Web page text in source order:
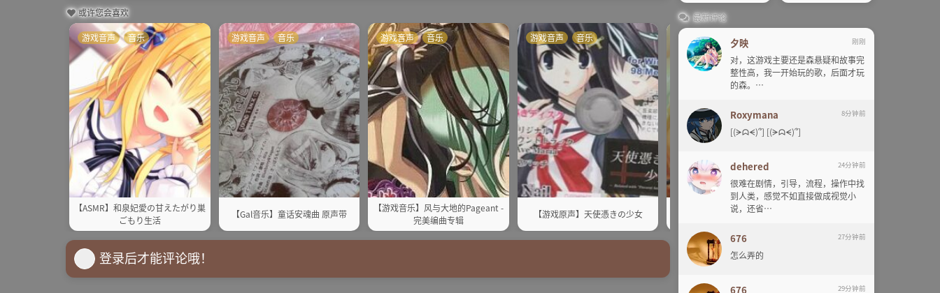
或许您会喜欢
【ASMR】和泉妃愛の甘えたがり巣
ごもり生活
游戏音声 音乐
【Gal音乐】童话安魂曲 原声带
游戏音声 音乐
【游戏音乐】风与大地的Pageant -
完美编曲专辑
游戏音声 音乐
【游戏原声】天使憑きの少女
游戏音声 音乐
【GAL音乐】悠久のユーフォリア
游戏音声 音乐 游戏音声
登录后才能评论哦！
最新评论
夕映 刚刚
对，这游戏主要还是森悬疑和故事完
整性高，我一开始玩的歌，后面才玩
的森。…
Roxymana 8分钟前
[(ᗒᗣᗕ)՞] [(ᗒᗣᗕ)՞]
dehered 24分钟前
很难在剧情，引导，流程，操作中找
到人类，感觉不如直接做成视觉小
说，还省…
676 27分钟前
怎么弄的
676 29分钟前